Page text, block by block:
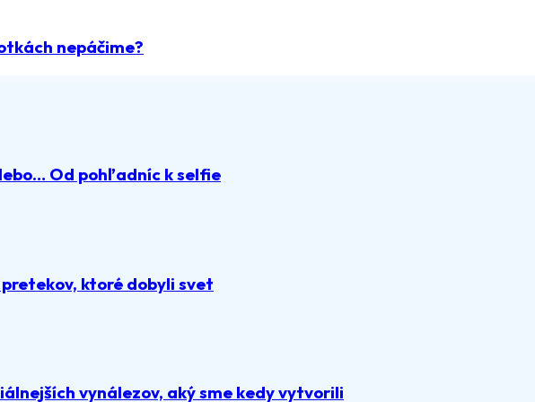
nepáčime?
Od pohľadníc k selfie
ktoré dobyli svet
vynálezov, aký sme kedy vytvorili